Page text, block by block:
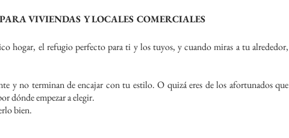
VIVIENDAS Y LOCALES COMERCIALES
hogar, el refugio perfecto para ti y los tuyos, y cuando miras a tu alrededor,
y no terminan de encajar con tu estilo. O quizá eres de los afortunados que
dónde empezar a elegir.
bien.